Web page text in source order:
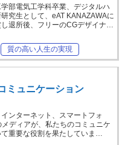
部電気工学科卒業、デジタルハ
究生として、eAT KANAZAWAに
退所後、フリーのCGデザイナ…
質の高い人生の実現
ミュニケーション
ンターネット、スマートフォ
ディアが、私たちのコミュニケ
て重要な役割を果たしていま…